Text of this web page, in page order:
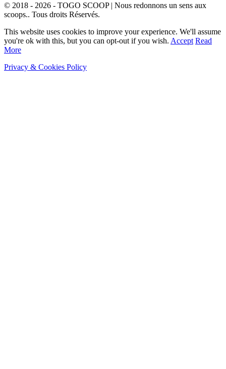
© 2018 - 2026 - TOGO SCOOP | Nous redonnons un sens aux
scoops.. Tous droits Réservés.
This website uses cookies to improve your experience. We'll assume
you're ok with this, but you can opt-out if you wish. Accept Read
More
Privacy & Cookies Policy